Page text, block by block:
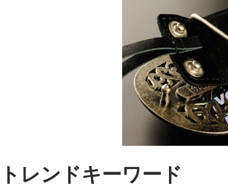
トレンドキーワード